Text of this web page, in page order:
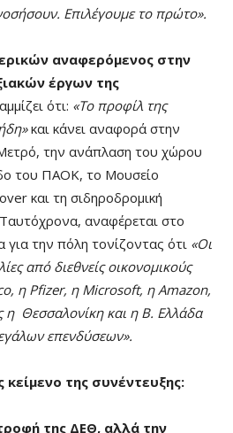
Επιλέγουμε το πρώτο».
αναφερόμενος στην
έργων της
ότι: «Το προφίλ της
και κάνει αναφορά στην
την ανάπλαση του χώρου
του ΠΑΟΚ, το Μουσείο
και τη σιδηροδρομική
αναφέρεται στο
για την πόλη τονίζοντας ότι «Οι
από διεθνείς οικονομικούς
η Pfizer, η Microsoft, η Amazon,
η Θεσσαλονίκη και η Β. Ελλάδα
επενδύσεων».
της συνέντευξης:
της ΔΕΘ, αλλά την